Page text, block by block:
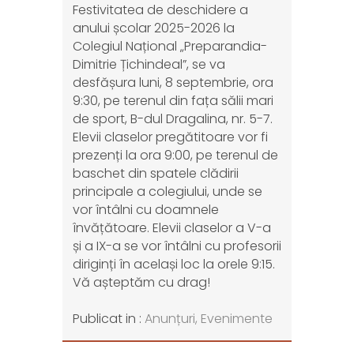
Festivitatea de deschidere a
anului școlar 2025-2026 la
Colegiul Național „Preparandia-
Dimitrie Țichindeal”, se va
desfășura luni, 8 septembrie, ora
9:30, pe terenul din fața sălii mari
de sport, B-dul Dragalina, nr. 5-7.
Elevii claselor pregătitoare vor fi
prezenți la ora 9:00, pe terenul de
baschet din spatele clădirii
principale a colegiului, unde se
vor întâlni cu doamnele
învățătoare. Elevii claselor a V-a
și a IX-a se vor întâlni cu profesorii
diriginți în același loc la orele 9:15.
Vă așteptăm cu drag!
Publicat in : Anunțuri, Evenimente